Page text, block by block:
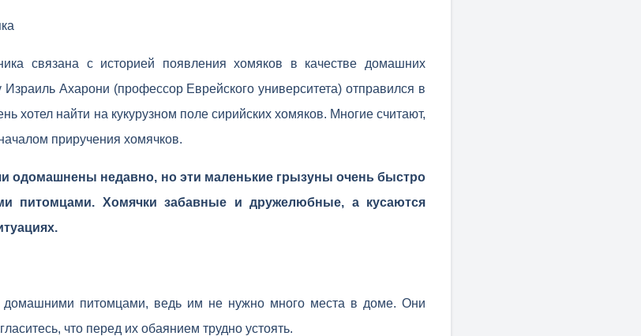
связана с историей появления хомяков в качестве домашних
Ахарони (профессор Еврейского университета) отправился в
хотел найти на кукурузном поле сирийских хомяков. Многие считают,
приручения хомячков.
одомашнены недавно, но эти маленькие грызуны очень быстро
питомцами. Хомячки забавные и дружелюбные, а кусаются
домашними питомцами, ведь им не нужно много места в доме. Они
что перед их обаянием трудно устоять.